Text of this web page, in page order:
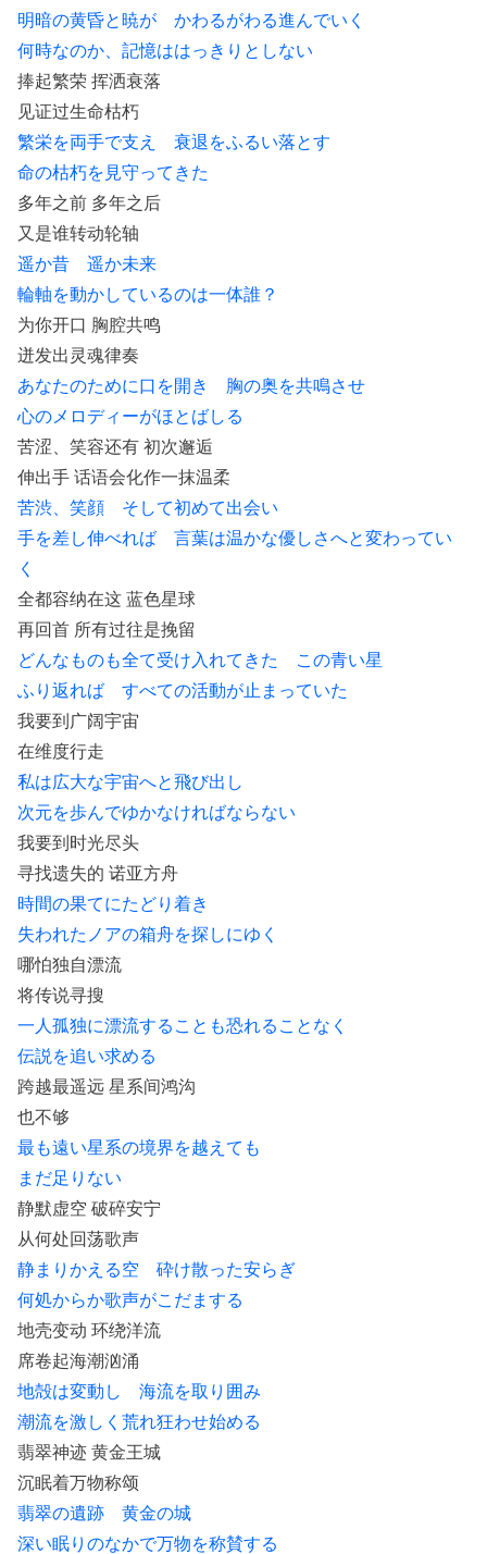
明暗の黄昏と暁が かわるがわる進んでいく
何時なのか、記憶ははっきりとしない
捧起繁荣 挥洒衰落
见证过生命枯朽
繁栄を両手で支え 衰退をふるい落とす
命の枯朽を見守ってきた
多年之前 多年之后
又是谁转动轮轴
遥か昔 遥か未来
輪軸を動かしているのは一体誰？
为你开口 胸腔共鸣
迸发出灵魂律奏
あなたのために口を開き 胸の奥を共鳴させ
心のメロディーがほとばしる
苦涩、笑容还有 初次邂逅
伸出手 话语会化作一抹温柔
苦渋、笑顔 そして初めて出会い
手を差し伸べれば 言葉は温かな優しさへと変わってい
く
全都容纳在这 蓝色星球
再回首 所有过往是挽留
どんなものも全て受け入れてきた この青い星
ふり返れば すべての活動が止まっていた
我要到广阔宇宙
在维度行走
私は広大な宇宙へと飛び出し
次元を歩んでゆかなければならない
我要到时光尽头
寻找遗失的 诺亚方舟
時間の果てにたどり着き
失われたノアの箱舟を探しにゆく
哪怕独自漂流
将传说寻搜
一人孤独に漂流することも恐れることなく
伝説を追い求める
跨越最遥远 星系间鸿沟
也不够
最も遠い星系の境界を越えても
まだ足りない
静默虚空 破碎安宁
从何处回荡歌声
静まりかえる空 砕け散った安らぎ
何処からか歌声がこだまする
地壳变动 环绕洋流
席卷起海潮汹涌
地殻は変動し 海流を取り囲み
潮流を激しく荒れ狂わせ始める
翡翠神迹 黄金王城
沉眠着万物称颂
翡翠の遺跡 黄金の城
深い眠りのなかで万物を称賛する